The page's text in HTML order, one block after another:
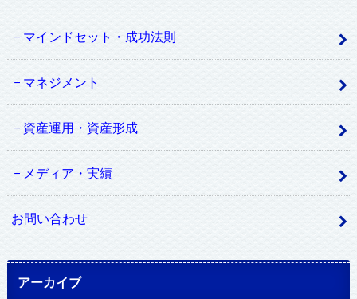
マインドセット・成功法則
マネジメント
資産運用・資産形成
メディア・実績
お問い合わせ
アーカイブ